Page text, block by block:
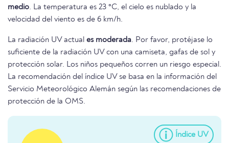
medio. La temperatura es 23 °C, el cielo es nublado y la
velocidad del viento es de 6 km/h.
La radiación UV actual es moderada. Por favor, protéjase lo
suficiente de la radiación UV con una camiseta, gafas de sol y
protección solar. Los niños pequeños corren un riesgo especial.
La recomendación del índice UV se basa en la información del
Servicio Meteorológico Alemán según las recomendaciones de
protección de la OMS.
Índice UV